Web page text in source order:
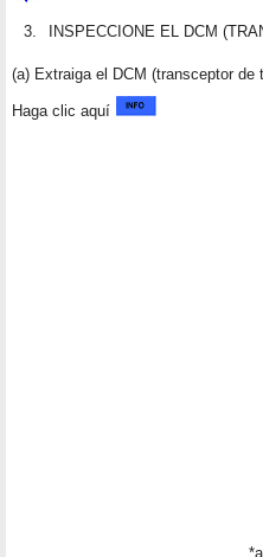
3. INSPECCIONE EL DCM
(a) Extraiga el DCM (transceptor de
Haga clic aquí
*a